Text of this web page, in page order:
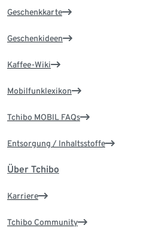
Geschenkkarte
Geschenkideen
Kaffee-Wiki
Mobilfunklexikon
Tchibo MOBIL FAQs
Entsorgung / Inhaltsstoffe
Über Tchibo
Karriere
Tchibo Community